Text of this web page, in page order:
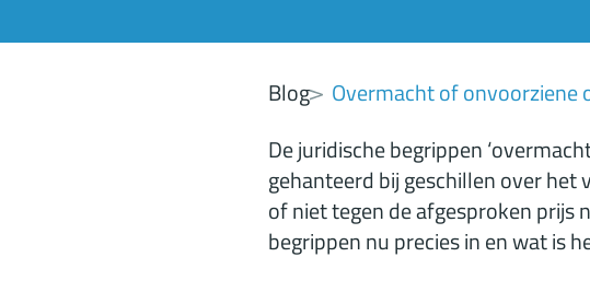
Blog
Overmacht of onvoorziene
De juridische begrippen
gehanteerd bij geschillen over
of niet tegen de afgesproken prijs
begrippen nu precies in en wat is